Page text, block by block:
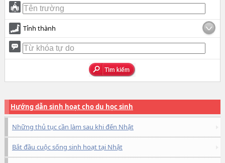
Tỉnh thành
Hướng dẫn sinh hoạt cho du học sinh
Những thủ tục cần làm sau khi đến Nhật
Bắt đầu cuộc sống sinh hoạt tại Nhật